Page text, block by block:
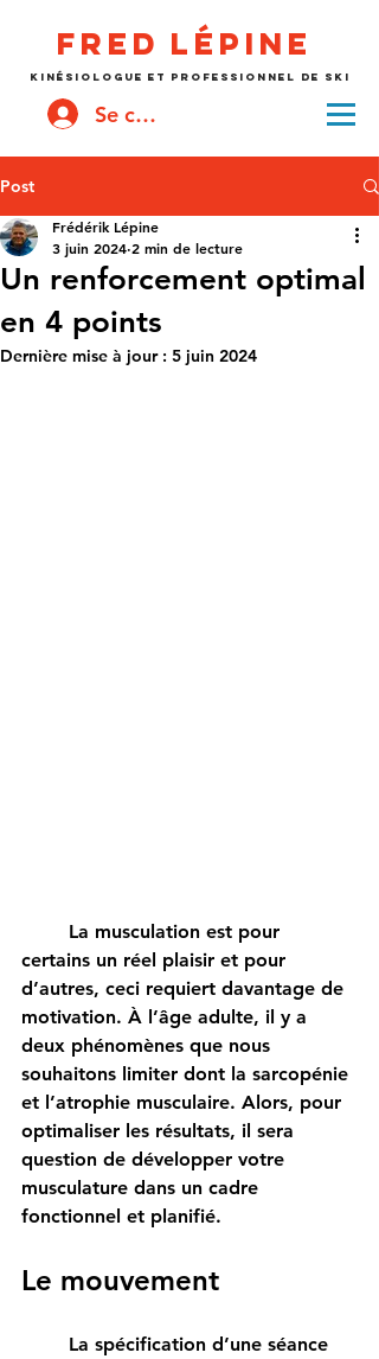
Fred lépine
kinésiologue et professionnel de ski
Se connecter
Post
Un renforcement optimal
en 4 points
Frédérik Lépine
3 juin 2024 2 min de lecture
Dernière mise à jour : 5 juin 2024
certains un réel plaisir et pour
d’autres, ceci requiert davantage de
motivation. À l’âge adulte, il y a
deux phénomènes que nous
souhaitons limiter dont la sarcopénie
et l’atrophie musculaire. Alors, pour
optimaliser les résultats, il sera
question de développer votre
musculature dans un cadre
fonctionnel et planifié.
Le mouvement